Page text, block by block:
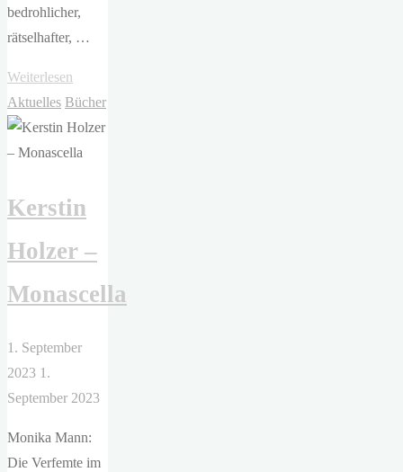
bedrohlicher,
rätselhafter, …
Weiterlesen
Williams
–
Es
schöne
kommen
Aktuelles Bücher
Kerstin
Holzer –
Monascella
1. September
2023 1.
September 2023
Monika Mann:
Die Verfemte im